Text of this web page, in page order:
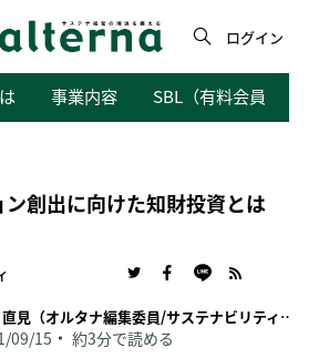
ログイン
事業内容 SBL（有料会員向けサ
創出に向けた知財投資とは
遠藤 直見（オルタナ編集委員/サステナビリティ経営研究家）
09/15 約3分で読める